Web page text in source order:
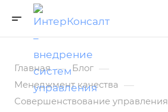
Главная — Блог —
Менеджмент качества —
Совершенствование управления